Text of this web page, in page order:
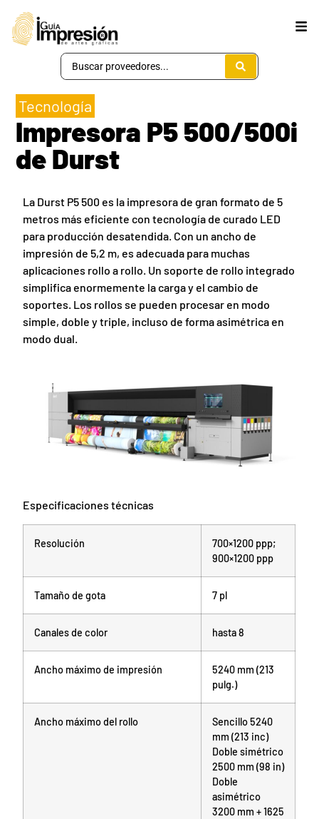
Tecnología
Impresora P5 500/500i
de Durst
La Durst P5 500 es la impresora de gran formato de 5
metros más eficiente con tecnología de curado LED
para producción desatendida. Con un ancho de
impresión de 5,2 m, es adecuada para muchas
aplicaciones rollo a rollo. Un soporte de rollo integrado
simplifica enormemente la carga y el cambio de
soportes. Los rollos se pueden procesar en modo
simple, doble y triple, incluso de forma asimétrica en
modo dual.
Especificaciones técnicas
Resolución
700×1200 ppp;
900×1200 ppp
Tamaño de gota 7 pl
Canales de color hasta 8
Ancho máximo de impresión
5240 mm (213
pulg.)
Ancho máximo del rollo
Sencillo 5240
mm (213 inc)
Doble simétrico
2500 mm (98 in)
Doble
asimétrico
3200 mm + 1625